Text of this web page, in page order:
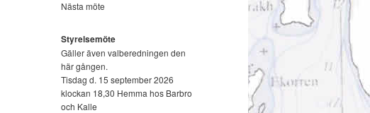
Nästa möte
Styrelsemöte
Gäller även valberedningen den
här gången.
Tisdag d. 15 september 2026
klockan 18,30 Hemma hos Barbro
och Kalle